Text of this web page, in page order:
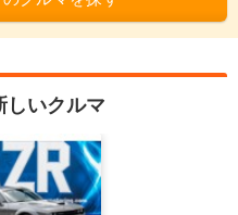
しいクルマ